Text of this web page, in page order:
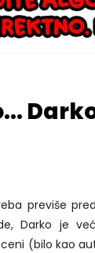
previše
Darko je
(bilo kao